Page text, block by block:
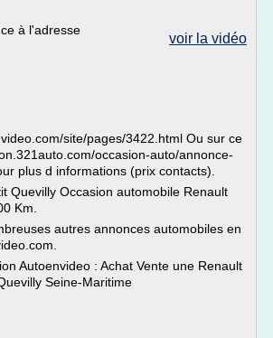
voir la vidéo
à l'adresse
site/pages/3422.html Ou sur ce
occasion-auto/annonce-
plus d informations (prix contacts).
Quevilly Occasion automobile Renault
Km.
autres annonces automobiles en
Autoenvideo : Achat Vente une Renault
Seine-Maritime